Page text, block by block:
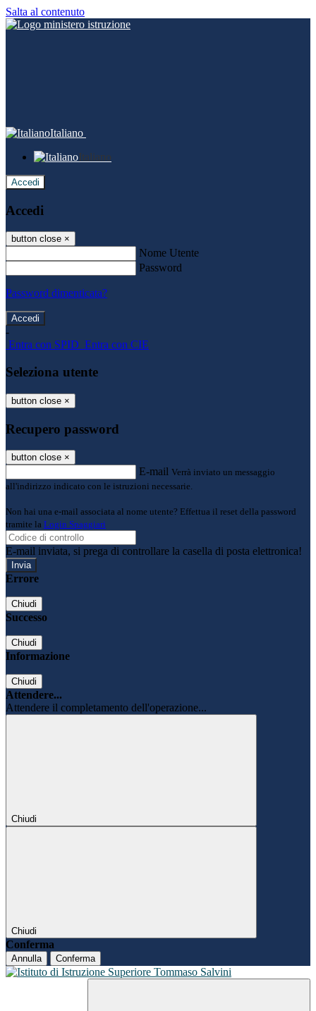
Salta al contenuto
Italiano
Italiano
Accedi
Accedi
button close ×
Nome Utente
Password
Password dimenticata?
-
Entra con SPID Entra con CIE
Seleziona utente
button close ×
Recupero password
button close ×
E-mail Verrà inviato un messaggio
all'indirizzo indicato con le istruzioni necessarie.
Non hai una e-mail associata al nome utente? Effettua il reset della password
tramite la Login Spaggiari
E-mail inviata, si prega di controllare la casella di posta elettronica!
Errore
Chiudi
Successo
Chiudi
Informazione
Chiudi
Attendere...
Attendere il completamento dell'operazione...
Chiudi
Chiudi
Conferma
Annulla Conferma